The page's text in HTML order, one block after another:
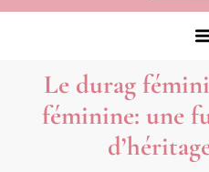
Le durag
féminine: une